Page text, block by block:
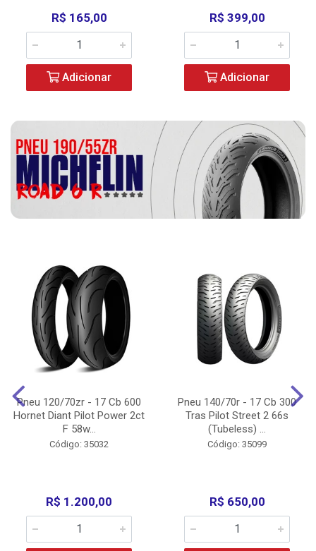
R$ 165,00
Adicionar
R$ 399,00
Adicionar
Pneu 120/70zr - 17 Cb 600
Hornet Diant Pilot Power 2ct
F 58w...
Código: 35032
R$ 1.200,00
Pneu 140/70r - 17 Cb 300
Tras Pilot Street 2 66s
(Tubeless) ...
Código: 35099
R$ 650,00